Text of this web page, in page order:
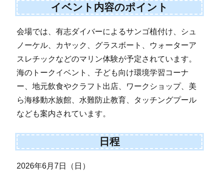
イベント内容のポイント
会場では、有志ダイバーによるサンゴ植付け、シュ
ノーケル、カヤック、グラスボート、ウォーターア
スレチックなどのマリン体験が予定されています。
海のトークイベント、子ども向け環境学習コーナ
ー、地元飲食やクラフト出店、ワークショップ、美
ら海移動水族館、水難防止教育、タッチングプール
なども案内されています。
日程
2026年6月7日（日）